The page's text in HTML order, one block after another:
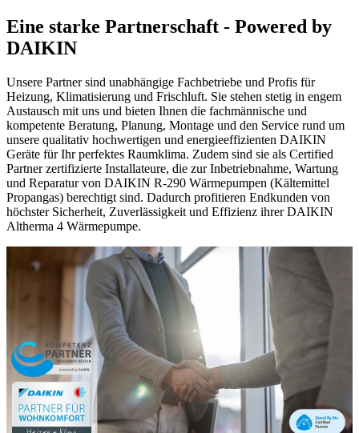
Eine starke Partnerschaft - Powered by
DAIKIN
Unsere Partner sind unabhängige Fachbetriebe und Profis für
Heizung, Klimatisierung und Frischluft. Sie stehen stetig in engem
Austausch mit uns und bieten Ihnen die fachmännische und
kompetente Beratung, Planung, Montage und den Service rund um
unsere qualitativ hochwertigen und energieeffizienten DAIKIN
Geräte für Ihr perfektes Raumklima. Zudem sind sie als Certified
Partner zertifizierte Installateure, die zur Inbetriebnahme, Wartung
und Reparatur von DAIKIN R-290 Wärmepumpen (Kältemittel
Propangas) berechtigt sind. Dadurch profitieren Endkunden von
höchster Sicherheit, Zuverlässigkeit und Effizienz ihrer DAIKIN
Altherma 4 Wärmepumpe.